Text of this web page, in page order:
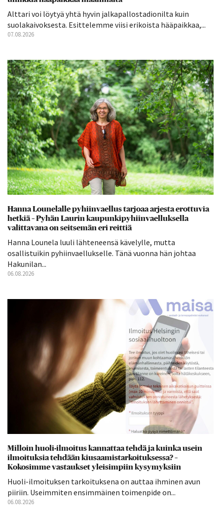
Alttari voi löytyä yhtä hyvin jalkapallostadionilta kuin
suolakaivoksesta. Esittelemme viisi erikoista hääpaikkaa,...
07.08.2026
Hanna Lounelalle pyhiinvaellus tarjoaa arjesta erottuvia
hetkiä – Pyhän Laurin kaupunkipyhiinvaelluksella
valittavana on seitsemän eri reittiä
Hanna Lounela luuli lähteneensä kävelylle, mutta
osallistuikin pyhiinvaellukselle. Tänä vuonna hän johtaa
Hakunilan...
06.08.2026
Milloin huoli-ilmoitus kannattaa tehdä ja kuinka usein
ilmoituksia tehdään kiusaamistarkoituksessa? –
Kokosimme vastaukset yleisimpiin kysymyksiin
Huoli-ilmoituksen tarkoituksena on auttaa ihminen avun
piiriin. Useimmiten ensimmäinen toimenpide on...
06.08.2026